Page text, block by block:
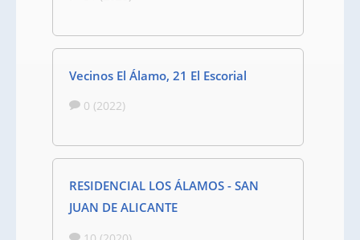
Vecinos El Álamo, 21 El Escorial
0 (2022)
RESIDENCIAL LOS ÁLAMOS - SAN
JUAN DE ALICANTE